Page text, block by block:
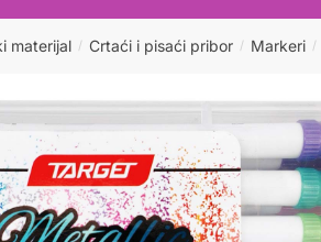
materijal / Crtaći i pisaći pribor / Markeri /